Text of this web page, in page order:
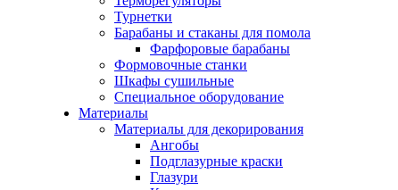
Турнетки
Барабаны и стаканы для помола
Фарфоровые барабаны
Формовочные станки
Шкафы сушильные
Специальное оборудование
Материалы
Материалы для декорирования
Ангобы
Подглазурные краски
Глазури